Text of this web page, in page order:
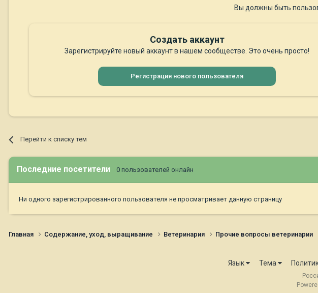
Вы должны быть
Создать аккаунт
Зарегистрируйте новый аккаунт в нашем сообществе. Это очень просто!
Регистрация нового пользователя
Перейти к списку тем
Последние посетители 0 пользователей онлайн
Ни одного зарегистрированного пользователя не просматривает данную страницу
Главная Содержание, уход, выращивание Ветеринария Прочие вопросы ветеринарии
Язык Тема